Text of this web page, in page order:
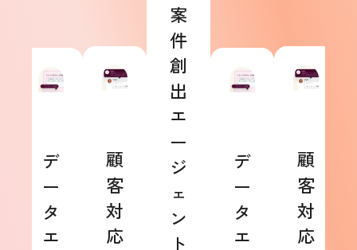
デ
ー
タ
エ
顧
客
対
応
案
件
創
出
エ
ー
ジ
ェ
ン
ト
デ
ー
タ
エ
顧
客
対
応